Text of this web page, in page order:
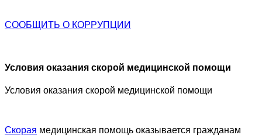
СООБЩИТЬ О КОРРУПЦИИ
Условия оказания скорой медицинской помощи
Условия оказания скорой медицинской помощи
Скорая медицинская помощь оказывается гражданам